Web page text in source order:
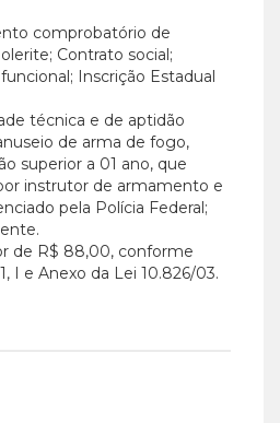
comprobatório de
Contrato social;
Inscrição Estadual
técnica e de aptidão
de arma de fogo,
superior a 01 ano, que
instrutor de armamento e
pela Polícia Federal;
de R$ 88,00, conforme
I e Anexo da Lei 10.826/03.